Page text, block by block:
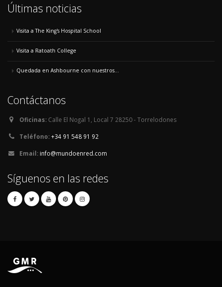
Últimas noticias
Visita a The King's Hospital School
Visita a Ratoath College
Quedada en Ashbourne con nuestros...
Contáctanos
Oficinas: Calle El Nogal 1, Local 7 28250 - Torrelodones
Teléfono:+34 91 548 91 92
Email: info@mundoenred.com
Síguenos en las redes